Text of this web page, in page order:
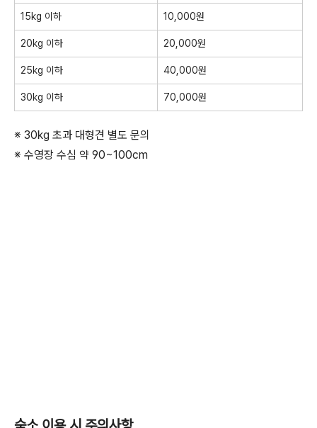
15kg 이하 10,000원
20kg 이하 20,000원
25kg 이하 40,000원
30kg 이하 70,000원
※ 30kg 초과 대형견 별도 문의
※ 수영장 수심 약 90~100cm